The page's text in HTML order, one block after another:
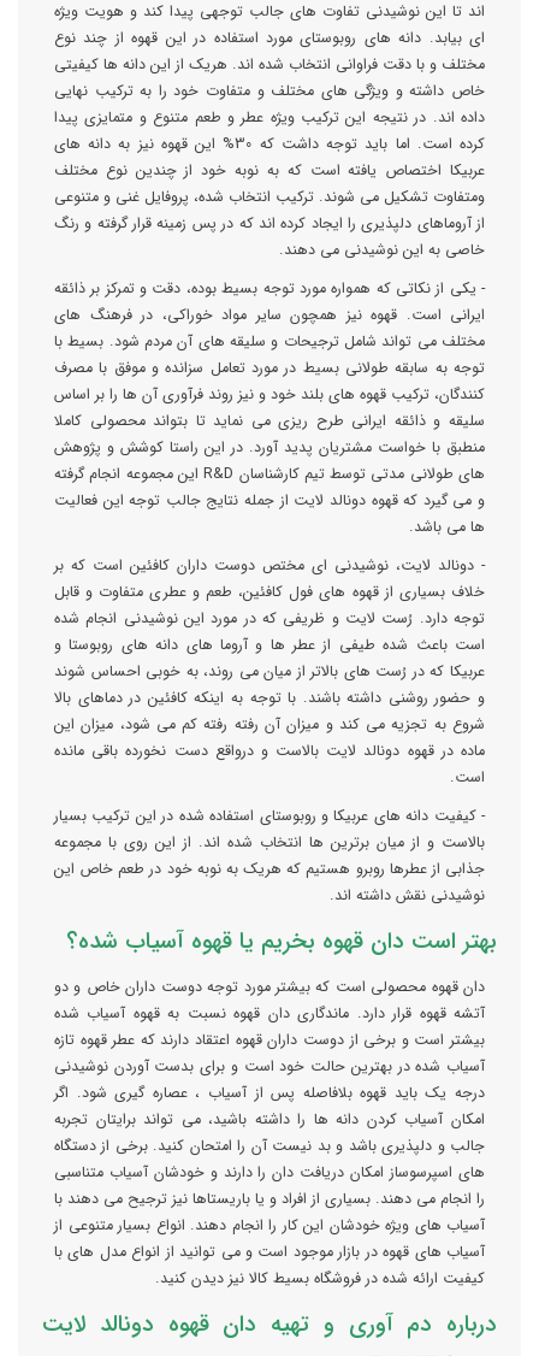
اند تا این نوشیدنی تفاوت های جالب توجهی پیدا کند و هویت ویژه
ای بیابد. دانه های روبوستای مورد استفاده در این قهوه از چند نوع
مختلف و با دقت فراوانی انتخاب شده اند. هریک از این دانه ها کیفیتی
خاص داشته و ویژگی های مختلف و متفاوت خود را به ترکیب نهایی
داده اند. در نتیجه این ترکیب ویژه عطر و طعم متنوع و متمایزی پیدا
کرده است. اما باید توجه داشت که 30% این قهوه نیز به دانه های
عربیکا اختصاص یافته است که به نوبه خود از چندین نوع مختلف
ومتفاوت تشکیل می شوند. ترکیب انتخاب شده، پروفایل غنی و متنوعی
از آروماهای دلپذیری را ایجاد کرده اند که در پس زمینه قرار گرفته و رنگ
خاصی به این نوشیدنی می دهند.
- یکی از نکاتی که همواره مورد توجه بسیط بوده، دقت و تمرکز بر ذائقه
ایرانی است. قهوه نیز همچون سایر مواد خوراکی، در فرهنگ های
مختلف می تواند شامل ترجیحات و سلیقه های آن مردم شود. بسیط با
توجه به سابقه طولانی بسیط در مورد تعامل سزانده و موفق با مصرف
کنندگان، ترکیب قهوه های بلند خود و نیز روند فرآوری آن ها را بر اساس
سلیقه و ذائقه ایرانی طرح ریزی می نماید تا بتواند محصولی کاملا
منطبق با خواست مشتریان پدید آورد. در این راستا کوشش و پژوهش
های طولانی مدتی توسط تیم کارشناسان R&D این مجموعه انجام گرفته
و می گیرد که قهوه دونالد لایت از جمله نتایج جالب توجه این فعالیت
ها می باشد.
- دونالد لایت، نوشیدنی ای مختص دوست داران کافئین است که بر
خلاف بسیاری از قهوه های فول کافئین، طعم و عطری متفاوت و قابل
توجه دارد. رُست لایت و ظریفی که در مورد این نوشیدنی انجام شده
است باعث شده طیفی از عطر ها و آروما های دانه های روبوستا و
عربیکا که در رُست های بالاتر از میان می روند، به خوبی احساس شوند
و حضور روشنی داشته باشند. با توجه به اینکه کافئین در دماهای بالا
شروع به تجزیه می کند و میزان آن رفته رفته کم می شود، میزان این
ماده در قهوه دونالد لایت بالاست و درواقع دست نخورده باقی مانده
است.
- کیفیت دانه های عربیکا و روبوستای استفاده شده در این ترکیب بسیار
بالاست و از میان برترین ها انتخاب شده اند. از این روی با مجموعه
جذابی از عطرها روبرو هستیم که هریک به نوبه خود در طعم خاص این
نوشیدنی نقش داشته اند.
بهتر است دان قهوه بخریم یا قهوه آسیاب شده؟
دان قهوه محصولی است که بیشتر مورد توجه دوست داران خاص و دو
آتشه قهوه قرار دارد. ماندگاری دان قهوه نسبت به قهوه آسیاب شده
بیشتر است و برخی از دوست داران قهوه اعتقاد دارند که عطر قهوه تازه
آسیاب شده در بهترین حالت خود است و برای بدست آوردن نوشیدنی
درجه یک باید قهوه بلافاصله پس از آسیاب ، عصاره گیری شود. اگر
امکان آسیاب کردن دانه ها را داشته باشید، می تواند برایتان تجربه
جالب و دلپذیری باشد و بد نیست آن را امتحان کنید. برخی از دستگاه
های اسپرسوساز امکان دریافت دان را دارند و خودشان آسیاب متناسبی
را انجام می دهند. بسیاری از افراد و یا باریستاها نیز ترجیح می دهند با
آسیاب های ویژه خودشان این کار را انجام دهند. انواع بسیار متنوعی از
آسیاب های قهوه در بازار موجود است و می توانید از انواع مدل های با
کیفیت ارائه شده در فروشگاه بسیط کالا نیز دیدن کنید.
درباره دم آوری و تهیه دان قهوه دونالد لایت